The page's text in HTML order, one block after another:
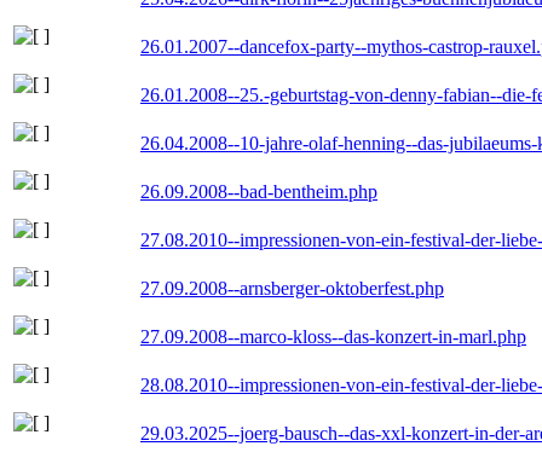
26.01.2007--dancefox-party--mythos-castrop-
26.01.2008--25.-geburtstag-von-denny-fabian--die-
26.04.2008--10-jahre-olaf-henning--das-
26.09.2008--bad-bentheim.php
27.08.2010--impressionen-von-ein-festival-der-
27.09.2008--arnsberger-oktoberfest.php
27.09.2008--marco-kloss--das-konzert-in-marl.php
28.08.2010--impressionen-von-ein-festival-der-
29.03.2025--joerg-bausch--das-xxl-konzert-in-der-